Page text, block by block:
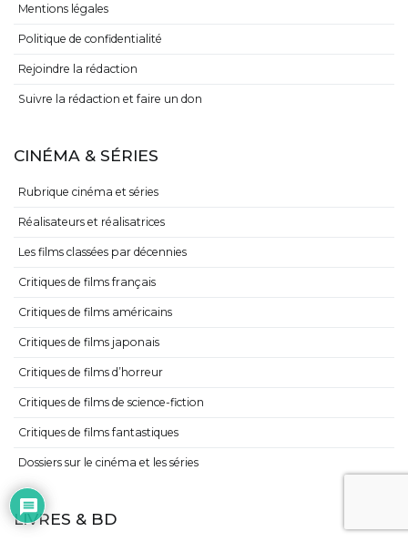
Mentions légales
Politique de confidentialité
Rejoindre la rédaction
Suivre la rédaction et faire un don
CINÉMA & SÉRIES
Rubrique cinéma et séries
Réalisateurs et réalisatrices
Les films classées par décennies
Critiques de films français
Critiques de films américains
Critiques de films japonais
Critiques de films d’horreur
Critiques de films de science-fiction
Critiques de films fantastiques
Dossiers sur le cinéma et les séries
LIVRES & BD